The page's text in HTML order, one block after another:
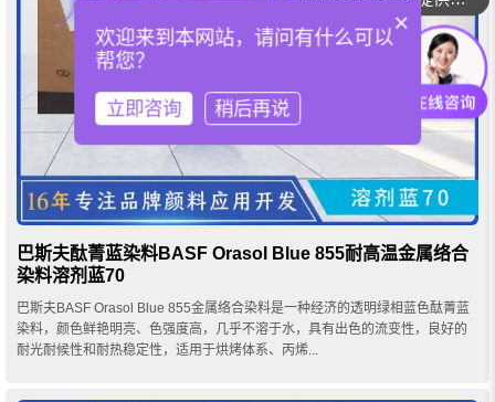
巴斯夫酞菁蓝染料BASF Orasol Blue 855耐高温金属络合
染料溶剂蓝70
巴斯夫BASF Orasol Blue 855金属络合染料是一种经济的透明绿相蓝色酞菁蓝
染料，颜色鲜艳明亮、色强度高，几乎不溶于水，具有出色的流变性，良好的
耐光耐候性和耐热稳定性，适用于烘烤体系、丙烯...
×
欢迎来到本网站，请问有什么可以
帮您？
立即咨询 稍后再说